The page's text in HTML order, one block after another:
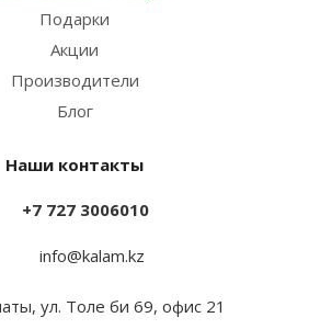
Подарки
Акции
Производители
Блог
Наши контакты
+7 727 3006010
info@kalam.kz
ул. Толе би 69, офис 21